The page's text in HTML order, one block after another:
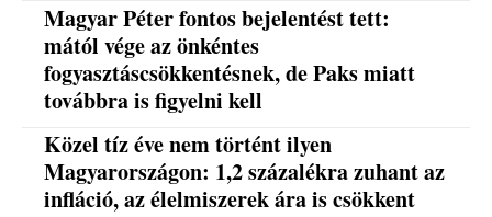
Magyar Péter fontos bejelentést tett:
mától vége az önkéntes
fogyasztáscsökkentésnek, de Paks miatt
továbbra is figyelni kell
Közel tíz éve nem történt ilyen
Magyarországon: 1,2 százalékra zuhant az
infláció, az élelmiszerek ára is csökkent